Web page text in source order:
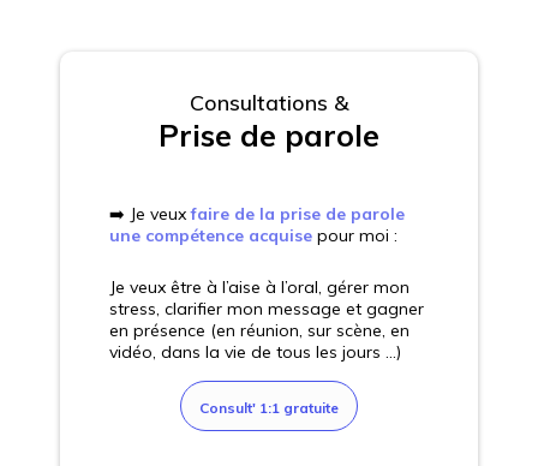
Consultations &
Prise de parole
➡️ Je veuxfaire de la prise de parole
une compétence acquise pour moi :
Je veux être à l’aise à l’oral, gérer mon
stress, clarifier mon message et gagner
en présence (en réunion, sur scène, en
vidéo, dans la vie de tous les jours ...)
Consult' 1:1 gratuite